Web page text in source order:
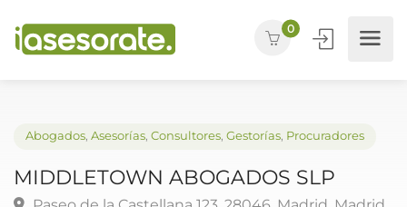
0
MIDDLETOWN ABOGADOS SLP